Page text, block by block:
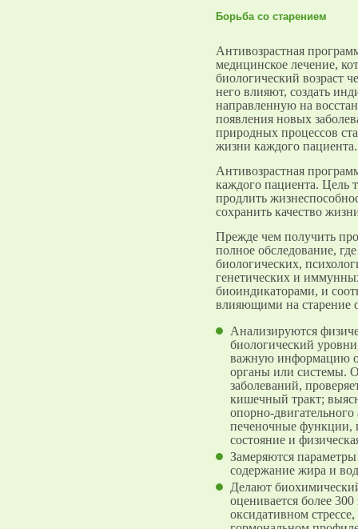
Борьба со старением
Антивозрастная
медицинское лечение,
биологический возраст
него влияют, создать
направленную на
появления новых
природных процессов
жизни каждого пациента.
Антивозрастная
каждого пациента. Цель
продлить
сохранить качество
Прежде чем получить
полное обследование,
биологических,
генетических и
биоиндикаторами, и
влияющими на старение
Анализируются
биологический
важную информацию о
органы или системы.
заболеваний,
кишечный тракт;
опорно-
печеночные функции,
состояние и
Замеряются
содержание жира и
Делают
оценивается более
оксидативном